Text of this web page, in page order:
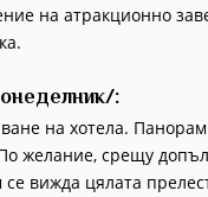
на атракционно
:
на хотела.
желание, срещу
вижда цялата